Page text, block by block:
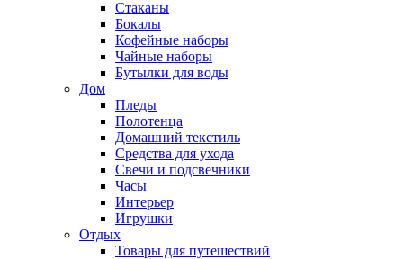
Стаканы
Бокалы
Кофейные наборы
Чайные наборы
Бутылки для воды
Дом
Пледы
Полотенца
Домашний текстиль
Средства для ухода
Свечи и подсвечники
Часы
Интерьер
Игрушки
Отдых
Товары для путешествий